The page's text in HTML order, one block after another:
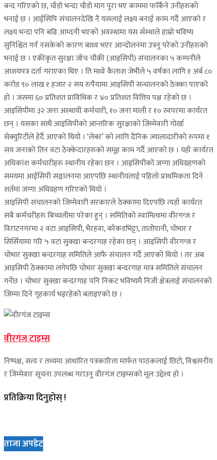
बन्द गरिएको छ, चाँडो भन्दा चाँडो माग पुरा भए काममा फर्किने उनीहरुको
भनाई छ । आईसिपि संचालनदेखि नै यसलाई लक्ष्य बनाई काम गर्दै आएको र
लक्ष्य भन्दा पनि बढि आम्दनी भएको अवस्थामा यस सँस्थाले हाम्रो भविष्य
सुनिश्चित गर्न नसकेको कारण बाध्य भएर आन्दोलनमा उत्रनु परेको उनीहरुको
भनाई छ । एकीकृत सुरक्षा जाँच चौकी (आइसिपी) संचालनका ५ कम्पनीले
आशयपत्र दर्ता गराएका थिए । ति मध्ये कैलाश जेभीले ५ वर्षका लागि १ अर्ब ८०
करोड ९० लाख १ हजार २ सय रुपैयामा आइसिपी सन्चालनको ठेक्का पाएको
हो । जसमा ६० प्रतिशत प्राविधिक र ४० प्रतिशत वित्तिय पक्ष रहेको छ ।
आइसिपीमा ३२ जना अस्थायी कर्मचारी, १० जना माली र १० स्वपरमा कार्यरत
छन् । यसका साथै आइसिपीको आन्तरिक सुरक्षाको जिम्मेवारी गोर्खा
सेक्युरिटीले हेर्दै आएको थियो । ‘लेबर’ को लागि दैनिक ज्यालादारीको रुपमा १
सय जनाको तिन वटा ठेक्केदारहरुको समूह काम गर्दै आएको छ । यहाँ कार्यरत
अधिकांश कर्मचारीहरु स्थानीय रहेका छन । आइसिपीको जग्गा अधिग्रहणको
समयमा आईसिपी सञ्चालनमा आएपछि स्थानीयलाई पहिलो प्राथमिकता दिने
शर्तमा जग्गा अधिग्रहण गरिएको थियो ।
आइसिपी संचालनको जिम्मेवारी सरकारले ठेक्कामा दिएपछि त्यहाँ कार्यरत
सबै कर्मचरीहरु बिच्चलीमा परेका हुन् । समितिको स्वामित्वमा वीरगन्ज र
विराटनगरमा २ वटा आइसिपी, भैरहवा, काँकडभिट्टा, तातोपानी, चोभार र
सिर्सियामा गरि ५ वटा सुक्खा बन्दरगाह रहेका छन् । आइसिपी वीरगन्ज र
चोभार सुक्खा बन्दरगाह समितिले आफै संचालन गर्दै आएको थियो । तर अब
आइसिपी ठेक्कामा लगेपछि चोभार सुक्खा बन्दरगाह मात्र समितिले संचालन
गर्नेछ । चोभार सुक्खा बन्दरगाह पनि निकट भविष्यमै निजी क्षेत्रलाई संचालनको
जिम्मा दिने गृहकार्य भइरहेको बताइएको छ ।
वीरगंज टाइम्स
निष्पक्ष, सत्य र तथ्यमा आधारित पत्रकारिता मार्फत पाठकलाई छिटो, विश्वसनीय
र जिम्मेवार सूचना उपलब्ध गराउनु वीरगंज टाइम्सको मूल उद्देश्य हो ।
प्रतिक्रिया दिनुहोस् !
ताजा अपडेट